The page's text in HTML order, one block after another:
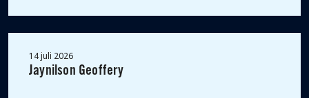
14 juli 2026
Jaynilson Geoffery